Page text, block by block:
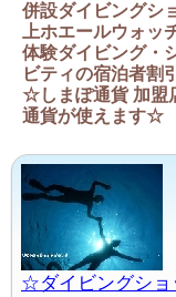
併設ダイビングシ
上ホエールウォッ
体験ダイビング・
ビティの宿泊者割
☆しまぽ通貨 加盟
通貨が使えます☆
☆ダイビングシ